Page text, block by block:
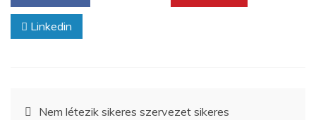
Linkedin
Bejegyzés
Nem létezik sikeres szervezet sikeres